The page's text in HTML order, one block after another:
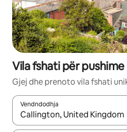
Vila fshati për
Gjej dhe prenoto vila fshati
Vendndodhja
Kur rezultatet të jenë të